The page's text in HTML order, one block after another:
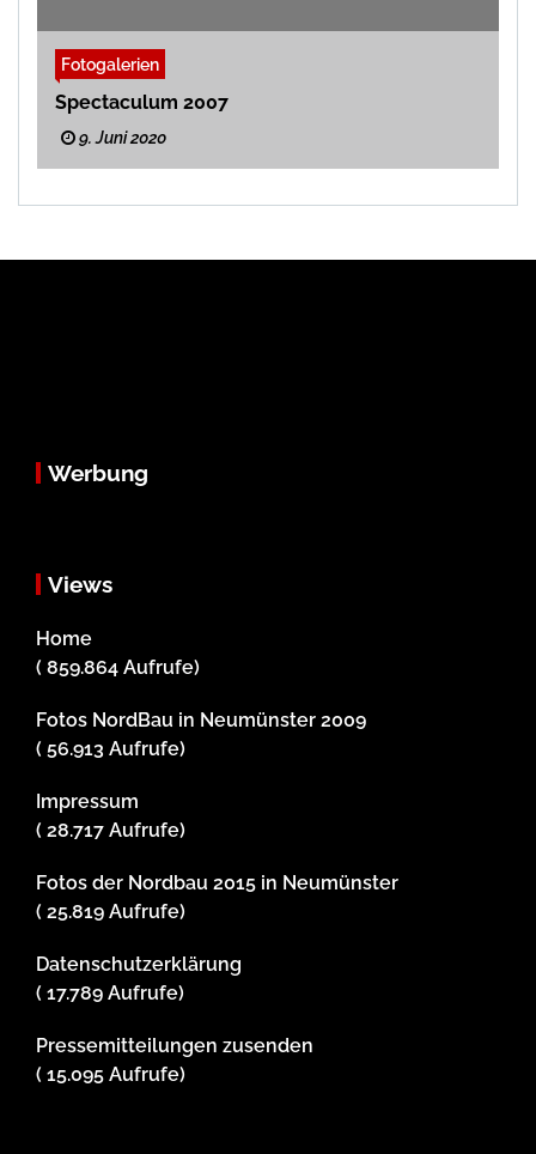
Fotogalerien
Spectaculum 2007
9. Juni 2020
Werbung
Views
Home
( 859.864 Aufrufe)
Fotos NordBau in Neumünster 2009
( 56.913 Aufrufe)
Impressum
( 28.717 Aufrufe)
Fotos der Nordbau 2015 in Neumünster
( 25.819 Aufrufe)
Datenschutzerklärung
( 17.789 Aufrufe)
Pressemitteilungen zusenden
( 15.095 Aufrufe)